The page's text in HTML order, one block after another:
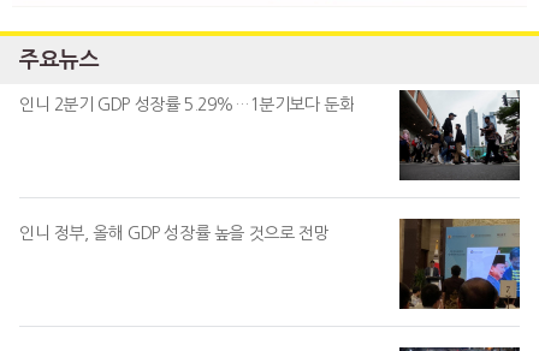
주요뉴스
인니 2분기 GDP 성장률 5.29%…1분기보다 둔화
인니 정부, 올해 GDP 성장률 높을 것으로 전망